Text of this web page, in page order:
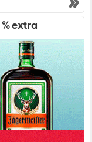
extra